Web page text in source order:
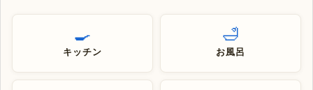
🍳
キッチン
🛁
お風呂